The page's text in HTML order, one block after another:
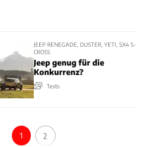
JEEP RENEGADE, DUSTER, YETI, SX4 S-
CROSS
Jeep genug für die
Konkurrenz?
Tests
1 2